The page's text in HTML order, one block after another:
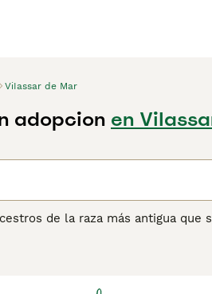
ViIassar de Mar
adopcion en
de la raza más antigua que
y hoy en día, estos hermosos
información sobre esta raza